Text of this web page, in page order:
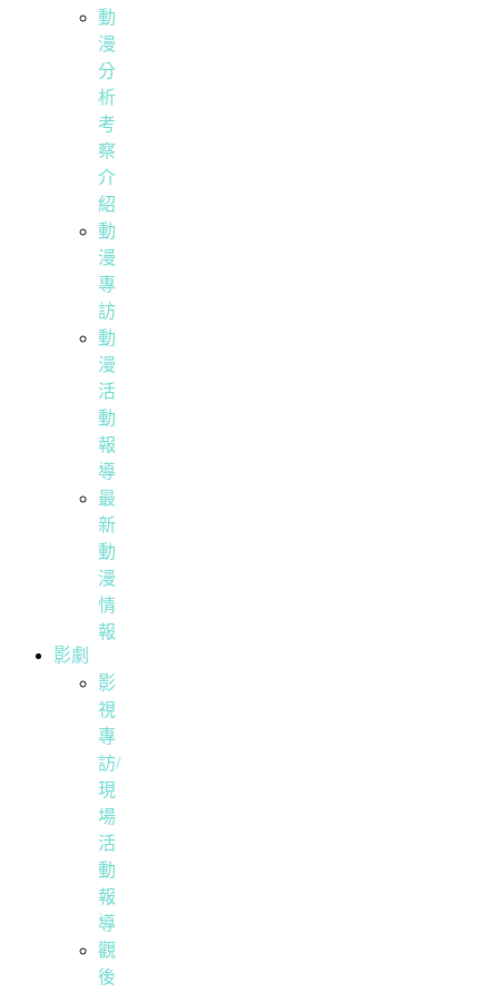
動
漫
分
析
考
察
介
紹
動
漫
專
訪
動
漫
活
動
報
導
最
新
動
漫
情
報
影劇
影
視
專
訪/
現
場
活
動
報
導
觀
後